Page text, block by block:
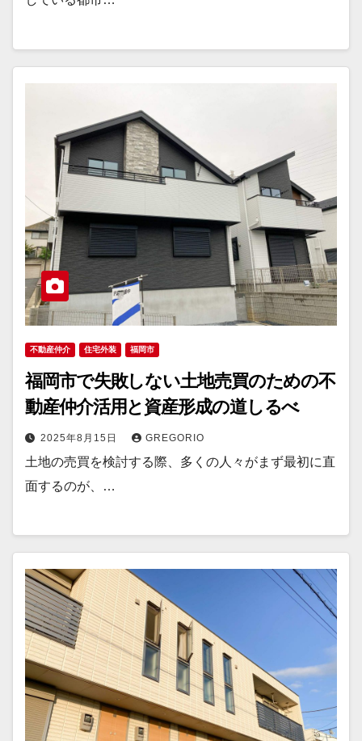
不動産仲介 住宅外装 福岡市
福岡市で失敗しない土地売買のための不
動産仲介活用と資産形成の道しるべ
2025年8月15日 GREGORIO
土地の売買を検討する際、多くの人々がまず最初に直
面するのが、…